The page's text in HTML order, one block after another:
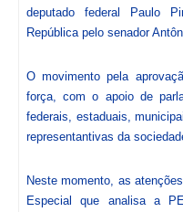
deputado federal Paulo
República pelo senador
O movimento pela
força, com o apoio de
federais, estaduais,
representantivas da
Neste momento, as
Especial que analisa a